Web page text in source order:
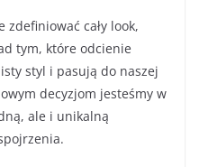
cały look,
tym, które odcienie
styl i pasują do naszej
decyzjom jesteśmy w
ale i unikalną